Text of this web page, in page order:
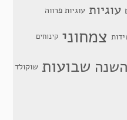
עוגיות עוגיות פרווה
צמחוני קינוחים
שבועות שוקולד